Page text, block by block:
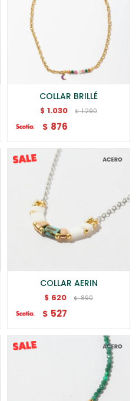
COLLAR BRILLÉ
$ 1.030 $ 1.290
$ 876
COLLAR AERIN
$ 620 $ 890
$ 527